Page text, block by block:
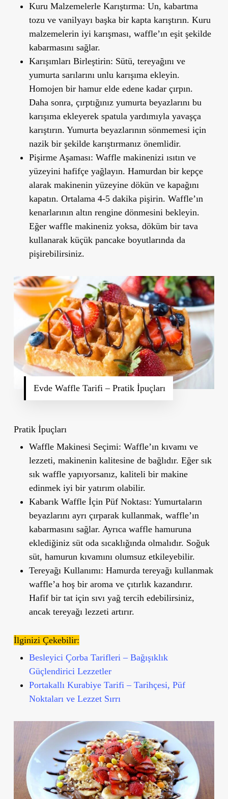
Kuru Malzemelerle Karıştırma: Un, kabartma
tozu ve vanilyayı başka bir kapta karıştırın. Kuru
malzemelerin iyi karışması, waffle’ın eşit şekilde
kabarmasını sağlar.
Karışımları Birleştirin: Sütü, tereyağını ve
yumurta sarılarını unlu karışıma ekleyin.
Homojen bir hamur elde edene kadar çırpın.
Daha sonra, çırptığınız yumurta beyazlarını bu
karışıma ekleyerek spatula yardımıyla yavaşça
karıştırın. Yumurta beyazlarının sönmemesi için
nazik bir şekilde karıştırmanız önemlidir.
Pişirme Aşaması: Waffle makinenizi ısıtın ve
yüzeyini hafifçe yağlayın. Hamurdan bir kepçe
alarak makinenin yüzeyine dökün ve kapağını
kapatın. Ortalama 4-5 dakika pişirin. Waffle’ın
kenarlarının altın rengine dönmesini bekleyin.
Eğer waffle makineniz yoksa, döküm bir tava
kullanarak küçük pancake boyutlarında da
pişirebilirsiniz.
Evde Waffle Tarifi – Pratik İpuçları
Pratik İpuçları
Waffle Makinesi Seçimi: Waffle’ın kıvamı ve
lezzeti, makinenin kalitesine de bağlıdır. Eğer sık
sık waffle yapıyorsanız, kaliteli bir makine
edinmek iyi bir yatırım olabilir.
Kabarık Waffle İçin Püf Noktası: Yumurtaların
beyazlarını ayrı çırparak kullanmak, waffle’ın
kabarmasını sağlar. Ayrıca waffle hamuruna
eklediğiniz süt oda sıcaklığında olmalıdır. Soğuk
süt, hamurun kıvamını olumsuz etkileyebilir.
Tereyağı Kullanımı: Hamurda tereyağı kullanmak
waffle’a hoş bir aroma ve çıtırlık kazandırır.
Hafif bir tat için sıvı yağ tercih edebilirsiniz,
ancak tereyağı lezzeti artırır.
İlginizi Çekebilir:
Besleyici Çorba Tarifleri – Bağışıklık
Güçlendirici Lezzetler
Portakallı Kurabiye Tarifi – Tarihçesi, Püf
Noktaları ve Lezzet Sırrı